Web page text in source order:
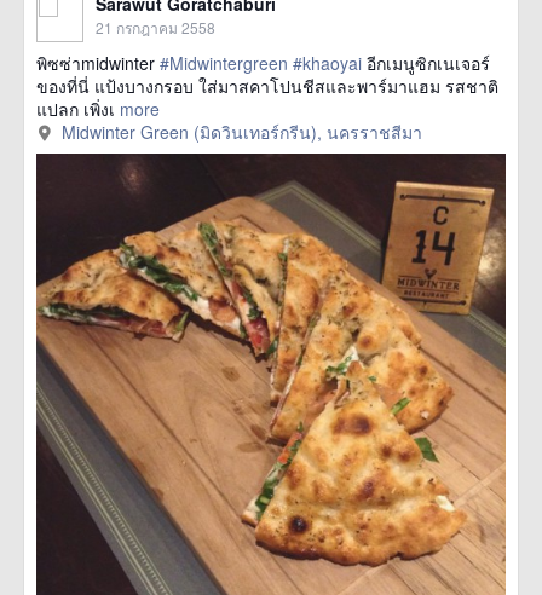
21 กรกฎาคม 2558
พิซซ่าmidwinter #Midwintergreen #khaoyai อีกเมนูซิกเนเจอร์
ของที่นี่ แป้งบางกรอบ ใส่มาสคาโปนชีสและพาร์มาแฮม รสชาติ
แปลก เพิ่งเ more
Midwinter Green (มิดวินเทอร์กรีน), นครราชสีมา